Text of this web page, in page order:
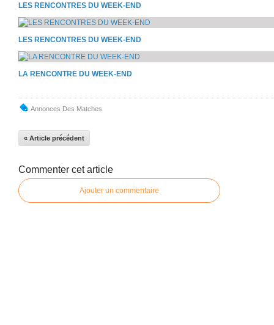
LES RENCONTRES DU WEEK-END
LES RENCONTRES DU WEEK-END
LA RENCONTRE DU WEEK-END
Annonces Des Matches
« Article précédent
Commenter cet article
Ajouter un commentaire